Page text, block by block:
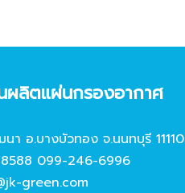
ผลิตแผ่นกรองอากาศ
อ.บางบัวทอง จ.นนทบุรี 11110
099-246-6996
green.com